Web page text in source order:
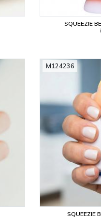
SQUEEZIE
SQUEEZIE
M124236